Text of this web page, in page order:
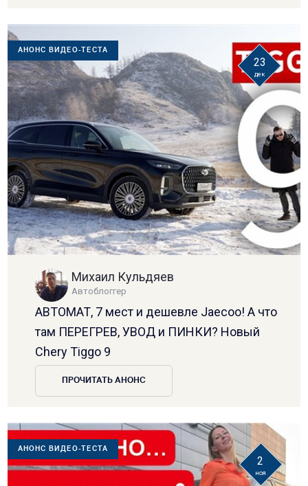
АНОНС ВИДЕО-ТЕСТА
23
дек
Михаил Кульдяев
Автоблоггер
АВТОМАТ, 7 мест и дешевле Jaecoo! А что
там ПЕРЕГРЕВ, УВОД и ПИНКИ? Новый
Chery Tiggo 9
ПРОЧИТАТЬ АНОНС
АНОНС ВИДЕО-ТЕСТА
2
ноя